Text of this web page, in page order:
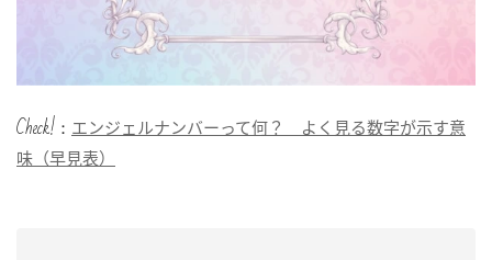
Check!： エンジェルナンバーって何？ よく見る数字が示す意
味（早見表）